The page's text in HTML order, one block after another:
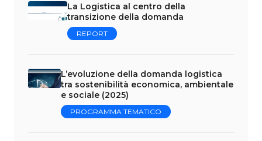
La Logistica al centro della
transizione della domanda
REPORT
L’evoluzione della domanda logistica
tra sostenibilità economica, ambientale
e sociale (2025)
PROGRAMMA TEMATICO